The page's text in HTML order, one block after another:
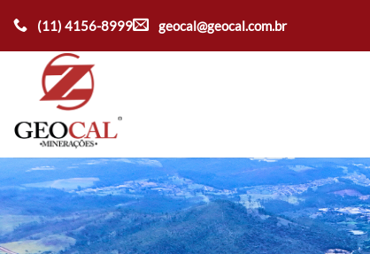
para
o
conteúdo
(11) 4156-8999 geocal@geocal.com.br